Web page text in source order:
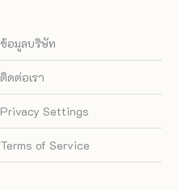
ข้อมูลบริษัท
ติดต่อเรา
Privacy Settings
Terms of Service